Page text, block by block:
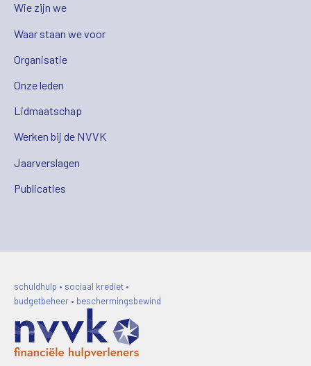
Wie zijn we
Waar staan we voor
Organisatie
Onze leden
Lidmaatschap
Werken bij de NVVK
Jaarverslagen
Publicaties
schuldhulp • sociaal krediet •
budgetbeheer • beschermingsbewind